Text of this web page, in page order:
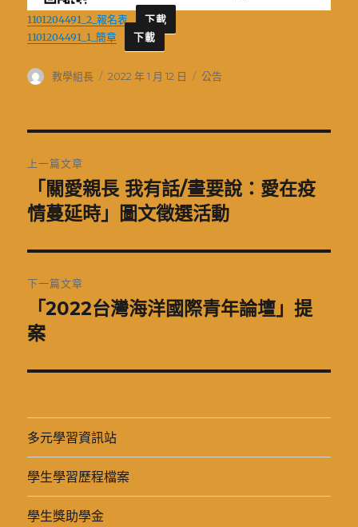
1101204491_2_報名表 下載
1101204491_1_簡章 下載
作
教學組長
發
2022 年 1 月 12 日
分
公告
章
導
覽
上一篇文章
上
一
文
章:
「關愛親長 我有話/畫要說：愛在疫
情蔓延時」圖文徵選活動
下一篇文章
下
一
文
「2022台灣海洋國際青年論壇」提
案
多元學習資訊站
學生學習歷程檔案
學生獎助學金